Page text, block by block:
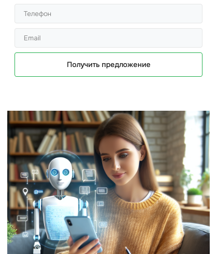
Получить предложение